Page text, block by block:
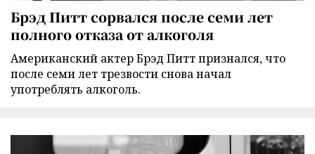
Брэд Питт сорвался после семи лет
полного отказа от алкоголя
Американский актер Брэд Питт признался, что
после семи лет трезвости снова начал
употреблять алкоголь.